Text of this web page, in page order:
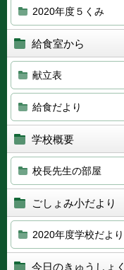
2020年度５くみ
給食室から
献立表
給食だより
学校概要
校長先生の部屋
ごしょみ小だより
2020年度学校だより
今日のきゅうしょく